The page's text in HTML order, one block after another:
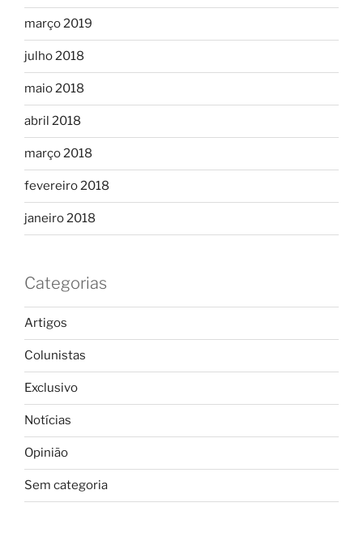
março 2019
julho 2018
maio 2018
abril 2018
março 2018
fevereiro 2018
janeiro 2018
Categorias
Artigos
Colunistas
Exclusivo
Notícias
Opinião
Sem categoria